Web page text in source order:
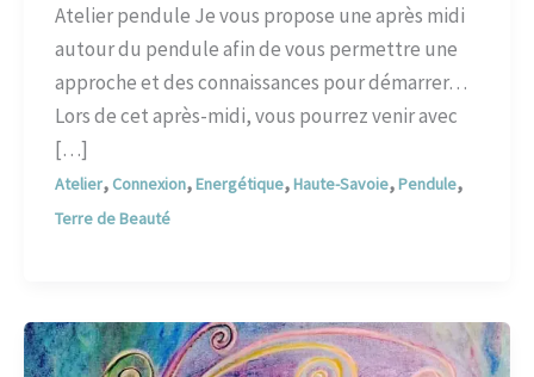
Atelier pendule Je vous propose une après midi
autour du pendule afin de vous permettre une
approche et des connaissances pour démarrer…
Lors de cet après-midi, vous pourrez venir avec
[…]
Atelier, Connexion,Energétique,Haute-Savoie,Pendule,
Terre de Beauté